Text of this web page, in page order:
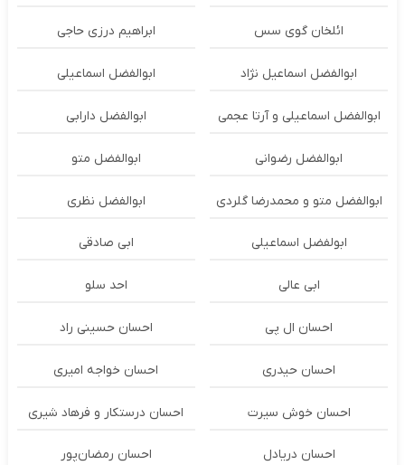
ائلخان گوی سس ابراهیم درزی حاجی
ابوالفضل اسماعیل نژاد ابوالفضل اسماعیلی
ابوالفضل اسماعیلی و آرتا عجمی ابوالفضل دارابی
ابوالفضل رضوانی ابوالفضل متو
ابوالفضل متو و محمدرضا گلردی ابوالفضل نظری
ابولفضل اسماعیلی ابی صادقی
ابی عالی احد سلو
احسان ال پی احسان حسینی راد
احسان حیدری احسان خواجه امیری
احسان خوش سیرت احسان درستكار و فرهاد شيرى
احسان دریادل احسان رمضان‌پور